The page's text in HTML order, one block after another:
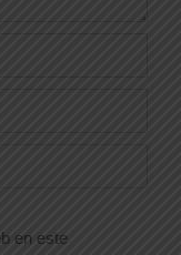
en este